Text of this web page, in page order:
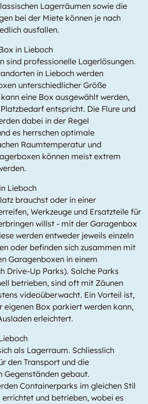
Lagerräumen sowie die
bei der Miete können je nach
ausfallen.
in Lieboch
sind professionelle Lagerlösungen.
in Lieboch werden
unterschiedlicher Größe
eine Box ausgewählt werden,
entspricht. Die Flure und
dabei in der Regel
es herrschen optimale
Raumtemperatur und
können meist extrem
Lieboch
brauchst oder in einer
Werkzeuge und Ersatzteile für
willst - mit der Garagenbox
werden entweder jeweils einzeln
oder befinden sich zusammen mit
Garagenboxen in einem
Drive-Up Parks). Solche Parks
betrieben, sind oft mit Zäunen
videoüberwacht. Ein Vorteil ist,
eigenen Box parkiert werden kann,
erleichtert.
als Lagerraum. Schliesslich
den Transport und die
Gegenständen gebaut.
Containerparks im gleichen Stil
und betrieben, wobei es